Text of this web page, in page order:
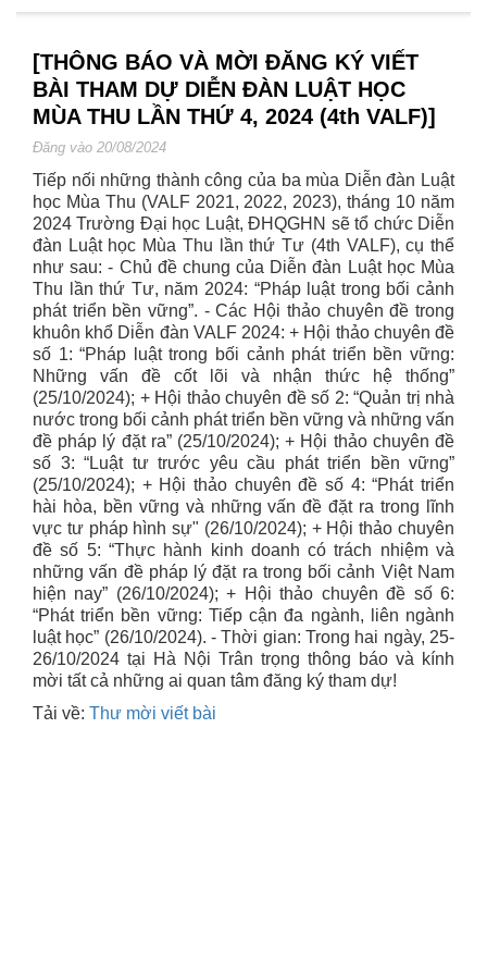
[THÔNG BÁO VÀ MỜI ĐĂNG KÝ VIẾT
BÀI THAM DỰ DIỄN ĐÀN LUẬT HỌC
MÙA THU LẦN THỨ 4, 2024 (4th VALF)]
Đăng vào 20/08/2024
Tiếp nối những thành công của ba mùa Diễn đàn Luật
học Mùa Thu (VALF 2021, 2022, 2023), tháng 10 năm
2024 Trường Đại học Luật, ĐHQGHN sẽ tổ chức Diễn
đàn Luật học Mùa Thu lần thứ Tư (4th VALF), cụ thể
như sau: - Chủ đề chung của Diễn đàn Luật học Mùa
Thu lần thứ Tư, năm 2024: “Pháp luật trong bối cảnh
phát triển bền vững”. - Các Hội thảo chuyên đề trong
khuôn khổ Diễn đàn VALF 2024: + Hội thảo chuyên đề
số 1: “Pháp luật trong bối cảnh phát triển bền vững:
Những vấn đề cốt lõi và nhận thức hệ thống”
(25/10/2024); + Hội thảo chuyên đề số 2: “Quản trị nhà
nước trong bối cảnh phát triển bền vững và những vấn
đề pháp lý đặt ra” (25/10/2024); + Hội thảo chuyên đề
số 3: “Luật tư trước yêu cầu phát triển bền vững”
(25/10/2024); + Hội thảo chuyên đề số 4: “Phát triển
hài hòa, bền vững và những vấn đề đặt ra trong lĩnh
vực tư pháp hình sự" (26/10/2024); + Hội thảo chuyên
đề số 5: “Thực hành kinh doanh có trách nhiệm và
những vấn đề pháp lý đặt ra trong bối cảnh Việt Nam
hiện nay” (26/10/2024); + Hội thảo chuyên đề số 6:
“Phát triển bền vững: Tiếp cận đa ngành, liên ngành
luật học” (26/10/2024). - Thời gian: Trong hai ngày, 25-
26/10/2024 tại Hà Nội Trân trọng thông báo và kính
mời tất cả những ai quan tâm đăng ký tham dự!
Tải về: Thư mời viết bài